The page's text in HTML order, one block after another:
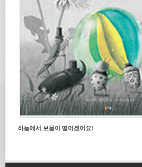
하늘에서 보물이 떨어졌어요!